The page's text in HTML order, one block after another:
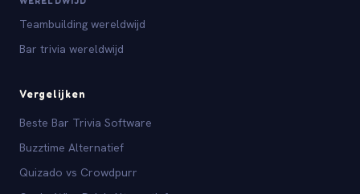
Teambuilding wereldwijd
Bar trivia wereldwijd
Vergelijken
Beste Bar Trivia Software
Buzztime Alternatief
Quizado vs Crowdpurr